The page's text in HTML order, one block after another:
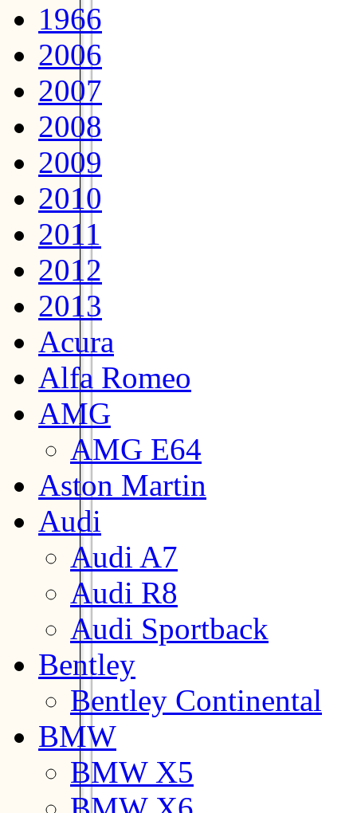
1966
2006
2007
2008
2009
2010
2011
2012
2013
Acura
Alfa Romeo
AMG
AMG E64
Aston Martin
Audi
Audi A7
Audi R8
Audi Sportback
Bentley
Bentley Continental
BMW
BMW X5